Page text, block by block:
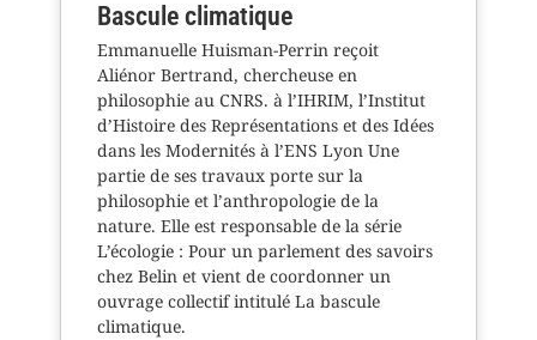
Bascule climatique
Emmanuelle Huisman-Perrin reçoit
Aliénor Bertrand, chercheuse en
philosophie au CNRS. à l’IHRIM, l’Institut
d’Histoire des Représentations et des Idées
dans les Modernités à l’ENS Lyon Une
partie de ses travaux porte sur la
philosophie et l’anthropologie de la
nature. Elle est responsable de la série
L’écologie : Pour un parlement des savoirs
chez Belin et vient de coordonner un
ouvrage collectif intitulé La bascule
climatique.